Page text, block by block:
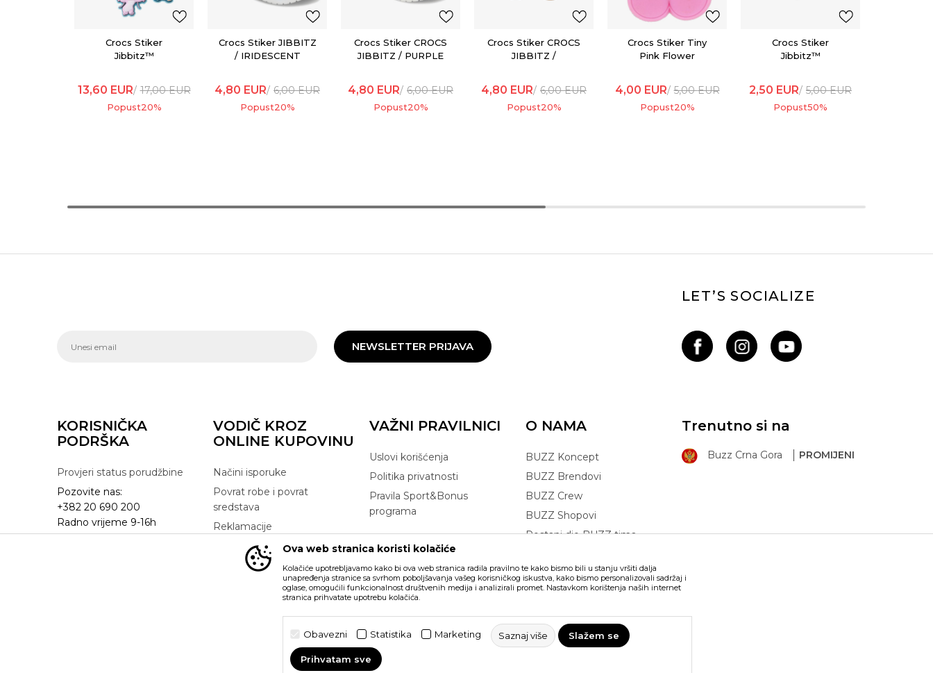
Crocs Stiker
Jibbitz™
13,60 EUR 17,00EUR
Popust20%
Crocs Stiker JIBBITZ
/ IRIDESCENT
4,80 EUR 6,00EUR
Popust20%
Crocs Stiker CROCS
JIBBITZ / PURPLE
4,80 EUR 6,00EUR
Popust20%
Crocs Stiker CROCS
JIBBITZ /
BUTTERFLY
4,80 EUR 6,00EUR
Popust20%
Crocs Stiker Tiny
Pink Flower
4,00 EUR 5,00EUR
Popust20%
Crocs Stiker
Jibbitz™
2,50 EUR 5,00EUR
Popust50%
NEWSLETTER PRIJAVA
LET’S SOCIALIZE
KORISNIČKA
PODRŠKA
Provjeri status porudžbine
Pozovite nas:
+382 20 690 200
Radno vrijeme 9-16h
online@buzzsneakers.me
VODIČ KROZ
ONLINE KUPOVINU
Načini isporuke
Povrat robe i povrat
sredstava
Reklamacije
Zamjena artikla
VAŽNI PRAVILNICI
Uslovi korišćenja
Politika privatnosti
Pravila Sport&Bonus
programa
O NAMA
BUZZ Koncept
BUZZ Brendovi
BUZZ Crew
BUZZ Shopovi
Postani dio BUZZ tima
Trenutno si na
Buzz Crna Gora PROMIJENI
su dio naše ponude i ne podrazumijeva da su dostupni u svakom trenutku. Raspoloživost robe
Ova web stranica koristi kolačiće
Kolačiće upotrebljavamo kako bi ova web stranica radila pravilno te kako bismo bili u stanju vršiti dalja
unapređenja stranice sa svrhom poboljšavanja vašeg korisničkog iskustva, kako bismo personalizovali sadržaj i
oglase, omogućili funkcionalnost društvenih medija i analizirali promet. Nastavkom korištenja naših internet
stranica prihvatate upotrebu kolačića.
Obavezni Statistika Marketing Saznaj više Slažem se
Prihvatam sve